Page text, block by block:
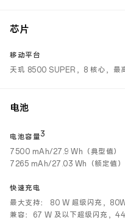
芯片
移动平台
天玑 8500 SUPER，8 核心，最
电池
电池容量3
7500 mAh/27.9 Wh（典型值）
7265 mAh/27.03 Wh（额定值）
快速充电
最大支持： 80 W 超级闪充，
兼容：67 W 及以下超级闪充，